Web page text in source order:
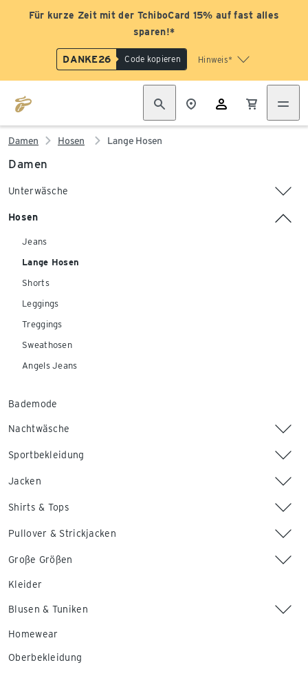
Für kurze Zeit mit der TchiboCard 15% auf fast alles
sparen!*
DANKE26 Code kopieren Hinweis*
Damen Hosen Lange Hosen
Damen
Unterwäsche
Hosen
Jeans
Lange Hosen
Shorts
Leggings
Treggings
Sweathosen
Angels Jeans
Bademode
Nachtwäsche
Sportbekleidung
Jacken
Shirts & Tops
Pullover & Strickjacken
Große Größen
Kleider
Blusen & Tuniken
Homewear
Oberbekleidung